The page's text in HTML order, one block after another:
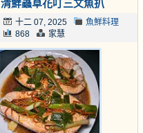
清鮮蟲草花叮三文魚扒
十二 07, 2025
魚鮮料理
868
家慧